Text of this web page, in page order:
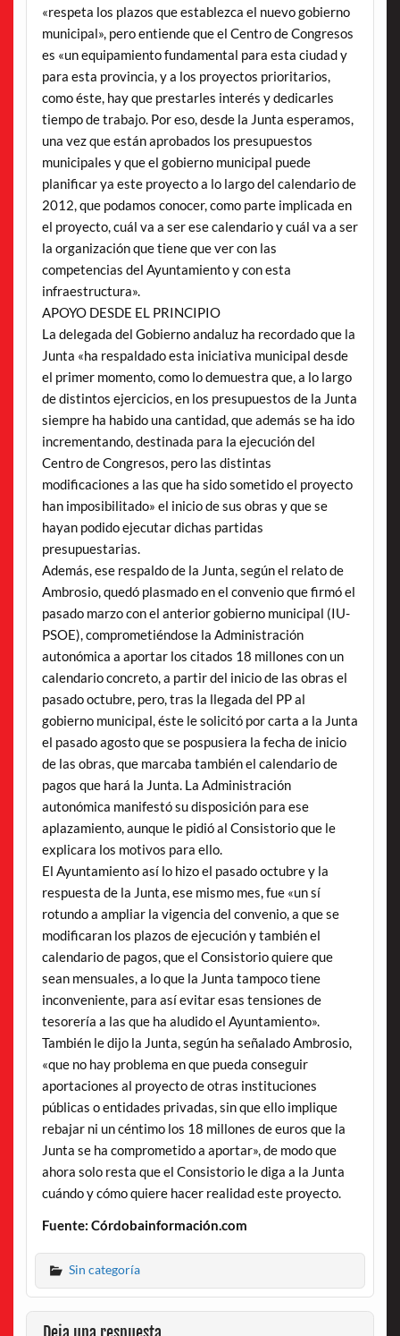
«respeta los plazos que establezca el nuevo gobierno
municipal», pero entiende que el Centro de Congresos
es «un equipamiento fundamental para esta ciudad y
para esta provincia, y a los proyectos prioritarios,
como éste, hay que prestarles interés y dedicarles
tiempo de trabajo. Por eso, desde la Junta esperamos,
una vez que están aprobados los presupuestos
municipales y que el gobierno municipal puede
planificar ya este proyecto a lo largo del calendario de
2012, que podamos conocer, como parte implicada en
el proyecto, cuál va a ser ese calendario y cuál va a ser
la organización que tiene que ver con las
competencias del Ayuntamiento y con esta
infraestructura».
APOYO DESDE EL PRINCIPIO
La delegada del Gobierno andaluz ha recordado que la
Junta «ha respaldado esta iniciativa municipal desde
el primer momento, como lo demuestra que, a lo largo
de distintos ejercicios, en los presupuestos de la Junta
siempre ha habido una cantidad, que además se ha ido
incrementando, destinada para la ejecución del
Centro de Congresos, pero las distintas
modificaciones a las que ha sido sometido el proyecto
han imposibilitado» el inicio de sus obras y que se
hayan podido ejecutar dichas partidas
presupuestarias.
Además, ese respaldo de la Junta, según el relato de
Ambrosio, quedó plasmado en el convenio que firmó el
pasado marzo con el anterior gobierno municipal (IU-
PSOE), comprometiéndose la Administración
autonómica a aportar los citados 18 millones con un
calendario concreto, a partir del inicio de las obras el
pasado octubre, pero, tras la llegada del PP al
gobierno municipal, éste le solicitó por carta a la Junta
el pasado agosto que se pospusiera la fecha de inicio
de las obras, que marcaba también el calendario de
pagos que hará la Junta. La Administración
autonómica manifestó su disposición para ese
aplazamiento, aunque le pidió al Consistorio que le
explicara los motivos para ello.
El Ayuntamiento así lo hizo el pasado octubre y la
respuesta de la Junta, ese mismo mes, fue «un sí
rotundo a ampliar la vigencia del convenio, a que se
modificaran los plazos de ejecución y también el
calendario de pagos, que el Consistorio quiere que
sean mensuales, a lo que la Junta tampoco tiene
inconveniente, para así evitar esas tensiones de
tesorería a las que ha aludido el Ayuntamiento».
También le dijo la Junta, según ha señalado Ambrosio,
«que no hay problema en que pueda conseguir
aportaciones al proyecto de otras instituciones
públicas o entidades privadas, sin que ello implique
rebajar ni un céntimo los 18 millones de euros que la
Junta se ha comprometido a aportar», de modo que
ahora solo resta que el Consistorio le diga a la Junta
cuándo y cómo quiere hacer realidad este proyecto.
Fuente: Córdobainformación.com
Sin categoría